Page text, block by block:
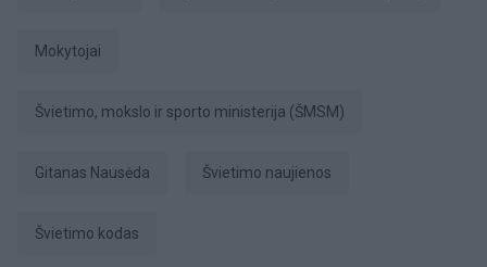
mokytojai
Švietimo, mokslo ir sporto ministerija (ŠMSM)
Gitanas Nausėda Švietimo naujienos
Švietimo kodas